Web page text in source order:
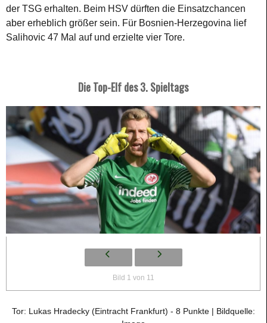
der TSG erhalten. Beim HSV dürften die Einsatzchancen
aber erheblich größer sein. Für Bosnien-Herzegovina lief
Salihovic 47 Mal auf und erzielte vier Tore.
Die Top-Elf des 3. Spieltags
Bild 1 von 11
Tor: Lukas Hradecky (Eintracht Frankfurt) - 8 Punkte | Bildquelle: